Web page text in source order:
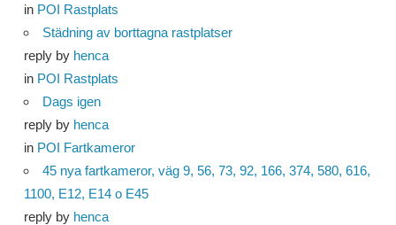
in POI Rastplats
Städning av borttagna rastplatser
reply by henca
in POI Rastplats
Dags igen
reply by henca
in POI Fartkameror
45 nya fartkameror, väg 9, 56, 73, 92, 166, 374, 580, 616,
1100, E12, E14 o E45
reply by henca